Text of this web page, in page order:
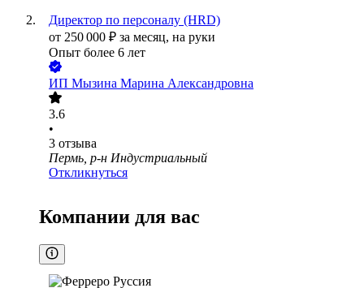
Директор по персоналу (HRD)
от 250 000 ₽ за месяц, на руки
Опыт более 6 лет
ИП Мызина Марина Александровна
3.6
•
3 отзыва
Пермь, р-н Индустриальный
Откликнуться
Компании для вас